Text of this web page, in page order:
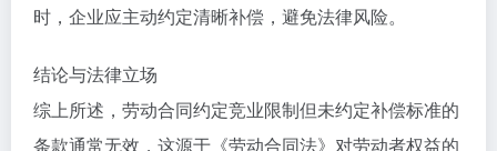
时，企业应主动约定清晰补偿，避免法律风险。
结论与法律立场
综上所述，劳动合同约定竞业限制但未约定补偿标准的
条款通常无效，这源于《劳动合同法》对劳动者权益的